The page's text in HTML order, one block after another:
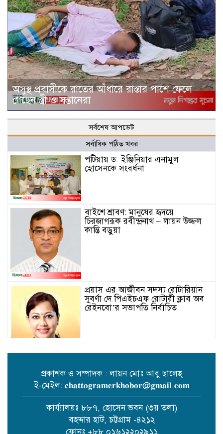
অসুস্থ প্রবাসীকে রাতের আঁধারে রাস্তার পাশে ফেলে
গেছেন স্ত্রী ও সন্তানেরা
সর্বশেষ আপডেট
সর্বাধিক পঠিত খবর
পটিয়ায় ড. ইঞ্জিনিয়ার এনামুল
হোসেনকে সংবর্ধনা
বাইশে শ্রাবণ: মানুষের হৃদয়ে
চিরজাগরূক রবীন্দ্রনাথ – লায়ন উজ্জল
কান্তি বড়ুয়া
প্রয়াস এর আজীবন সদস্য রোটারিয়ান
সুবর্ণা দে পিএইচএফ রোটারী ক্লাব অব
রেইনবো’র সভাপতি নির্বাচিত
তোমার গানে জাগবে জুলাই’
প্রতিযোগিতায় পুরস্কৃত হন জাসাস
চট্টগ্রাম মহানগর সদস‌্য স‌চিব মামুনুর
রশিদ শিপন।
প্রকাশক ও সম্পাদক : লায়ন মোঃ আবু ছালেহ্
ই-মেইল: 𝐜𝐡𝐚𝐭𝐭𝐨𝐠𝐫𝐚𝐦𝐞𝐫𝐤𝐡𝐨𝐛𝐨𝐫@𝐠𝐦𝐚𝐢𝐥.𝐜𝐨𝐦
কার্য্যালয়ঃ ৮৮৭, হোসেন ভবন (৩য় তলা)
বহদ্দার হাট, চট্টগ্রাম -৪২১২
ফোনঃ +৮৮ ০১৬১২২০২৯১১